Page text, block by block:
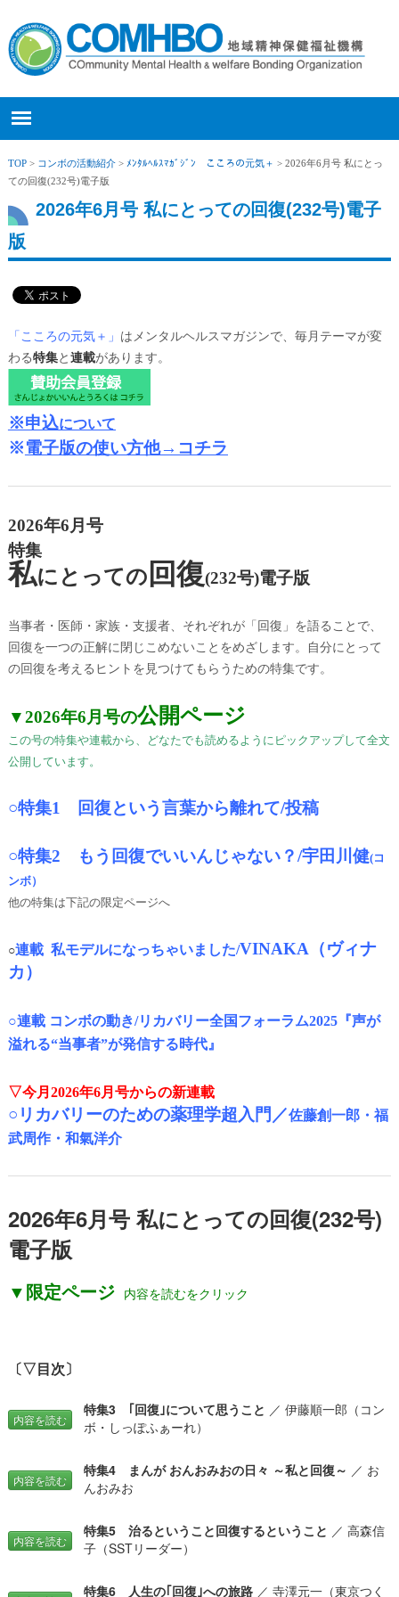
TOP> コンボの活動紹介> ﾒﾝﾀﾙﾍﾙｽﾏｶﾞｼﾞﾝ こころの元気＋ > 2026年6月号 私にとっ
ての回復(232号)電子版
2026年6月号 私にとっての回復(232号)電子
版
「こころの元気＋ 」 はメンタルヘルスマガジンで、毎月テーマが変
わる特集と 連載があります。
※申込について
※電子版の使い方他→コチラ
2026年6月号
特集
私にとっての 回復(232号)電子版
当事者・医師・家族・支援者、それぞれが「回復」を語ることで、
回復を一つの正解に閉じこめないことをめざします。自分にとって
の回復を考えるヒントを見つけてもらうための特集です。
▼2026年6月号の公開ページ
この号の特集や連載から、どなたでも読めるようにピックアップして全文
公開しています。
○特集1 回復という言葉から離れて/投稿
○特集2 もう回復でいいんじゃない？/宇田川健(コ
ンボ）
他の特集は下記の限定ページへ
○連載 私モデルになっちゃいました/VINAKA（ヴィナ
カ）
○連載 コンボの動き/リカバリー全国フォーラム2025『声が
溢れる“当事者”が発信する時代』
▽今月2026年6月号からの新連載
○リカバリーのための薬理学超入門／佐藤創一郎・福
武周作・和氣洋介